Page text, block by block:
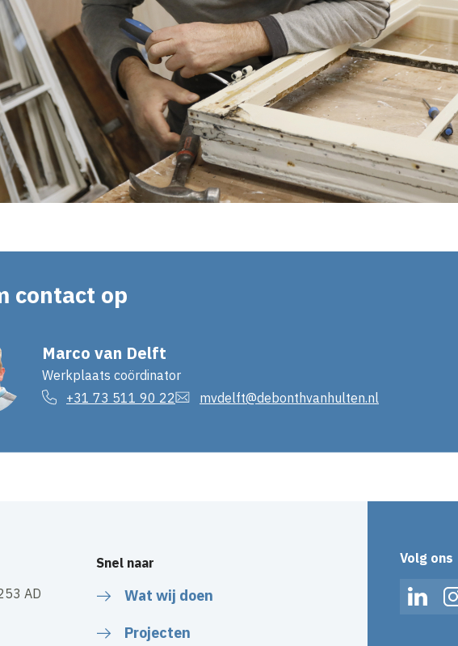
contact op
Marco van Delft
Werkplaats coördinator
+31 73 511 90 22
mvdelft@debonthvanhulten.nl
AD
Snel naar
Wat wij doen
Projecten
Volg ons